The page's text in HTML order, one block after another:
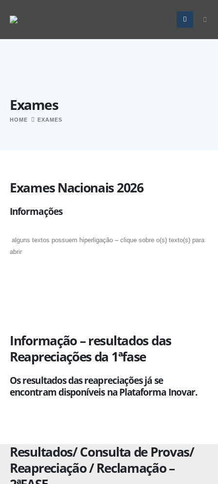
Exames
HOME EXAMES
Exames Nacionais 2026
Informações
alguns textos possuem hiperligação – clique sobre o(s) texto(s) para
abrir
Informação – resultados das
Reapreciações da 1ªfase
Os resultados das reapreciações já se
encontram disponíveis na Plataforma Inovar.
Resultados/ Consulta de Provas/
Reapreciação / Reclamação –